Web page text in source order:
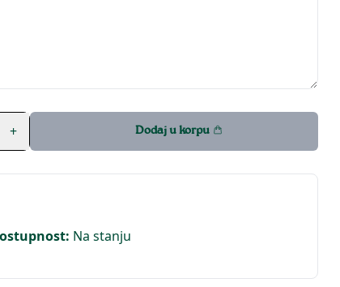
+ Dodaj u korpu
: Na stanju